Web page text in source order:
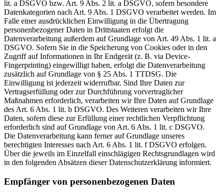
lit. a DSGVO bzw. Art. 9 Abs. 2 lit. a DSGVO, sofern besondere
Datenkategorien nach Art. 9 Abs. 1 DSGVO verarbeitet werden. Im
Falle einer ausdrücklichen Einwilligung in die Übertragung
personenbezogener Daten in Drittstaaten erfolgt die
Datenverarbeitung außerdem auf Grundlage von Art. 49 Abs. 1 lit. a
DSGVO. Sofern Sie in die Speicherung von Cookies oder in den
Zugriff auf Informationen in Ihr Endgerät (z. B. via Device-
Fingerprinting) eingewilligt haben, erfolgt die Datenverarbeitung
zusätzlich auf Grundlage von § 25 Abs. 1 TTDSG. Die
Einwilligung ist jederzeit widerrufbar. Sind Ihre Daten zur
Vertragserfüllung oder zur Durchführung vorvertraglicher
Maßnahmen erforderlich, verarbeiten wir Ihre Daten auf Grundlage
des Art. 6 Abs. 1 lit. b DSGVO. Des Weiteren verarbeiten wir Ihre
Daten, sofern diese zur Erfüllung einer rechtlichen Verpflichtung
erforderlich sind auf Grundlage von Art. 6 Abs. 1 lit. c DSGVO.
Die Datenverarbeitung kann ferner auf Grundlage unseres
berechtigten Interesses nach Art. 6 Abs. 1 lit. f DSGVO erfolgen.
Über die jeweils im Einzelfall einschlägigen Rechtsgrundlagen wird
in den folgenden Absätzen dieser Datenschutzerklärung informiert.
Empfänger von personenbezogenen Daten